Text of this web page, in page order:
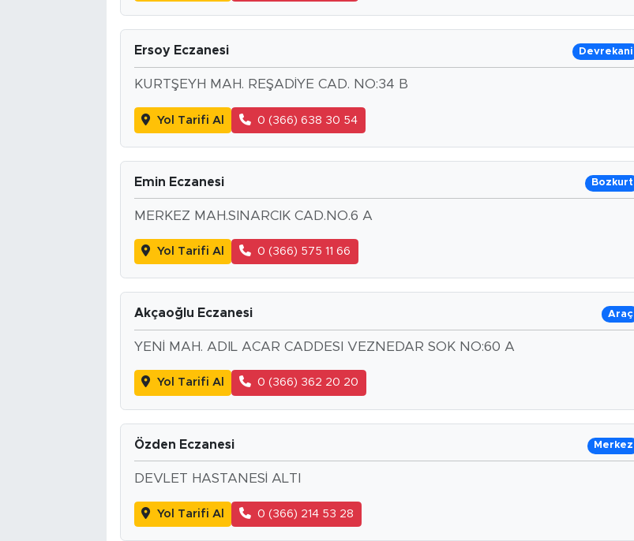
Ersoy Eczanesi Devrekani
KURTŞEYH MAH. REŞADİYE CAD. NO:34 B
Yol Tarifi Al 0 (366) 638 30 54
Emin Eczanesi Bozkurt
MERKEZ MAH.SINARCIK CAD.NO.6 A
Yol Tarifi Al 0 (366) 575 11 66
Akçaoğlu Eczanesi Araç
YENİ MAH. ADIL ACAR CADDESI VEZNEDAR SOK NO:60 A
Yol Tarifi Al 0 (366) 362 20 20
Özden Eczanesi Merkez
DEVLET HASTANESİ ALTI
Yol Tarifi Al 0 (366) 214 53 28